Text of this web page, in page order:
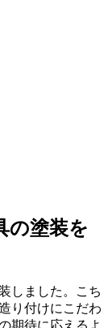
の塗装を
しました。こち
り付けにこだわ
期待に応えるよ